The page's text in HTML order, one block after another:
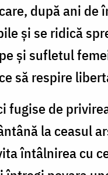
după ani de
și se ridică
și sufletul
să respire
fugise de
la ceasul
întâlnirea cu